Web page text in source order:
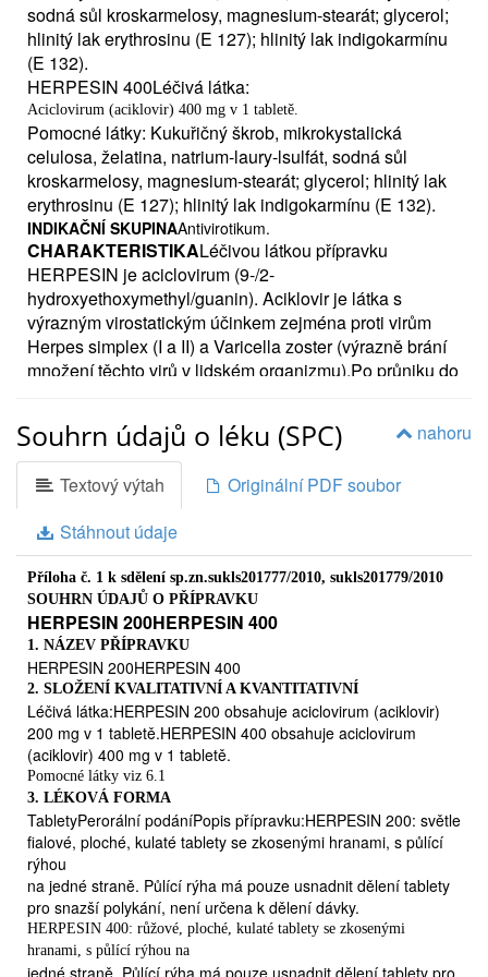
sodná sůl kroskarmelosy, magnesium-stearát; glycerol;
hlinitý lak erythrosinu (E 127); hlinitý lak indigokarmínu
(E 132).
HERPESIN 400Léčivá látka:
Aciclovirum (aciklovir) 400 mg v 1 tabletě.
Pomocné látky: Kukuřičný škrob, mikrokystalická
celulosa, želatina, natrium-laury-lsulfát, sodná sůl
kroskarmelosy, magnesium-stearát; glycerol; hlinitý lak
erythrosinu (E 127); hlinitý lak indigokarmínu (E 132).
INDIKAČNÍ SKUPINAAntivirotikum.
CHARAKTERISTIKALéčivou látkou přípravku
HERPESIN je aciclovirum (9-/2-
hydroxyethoxymethyl/guanin). Aciklovir je látka s
výrazným virostatickým účinkem zejména proti virům
Herpes simplex (I a II) a Varicella zoster (výrazně brání
množení těchto virů v lidském organizmu).Po průniku do
fosforylován až na aciklovirtrifosfát, který je vlastní
účinnou látkou.
INDIKACELéčba kožních a slizničních forem infekcí
vyvolaných virem Herpes simplex I a II, potlačování
nebo prevence opakovaných infekcí u pacientů s
normálním stavem imunity, prevence infekcí virem
Herpes simplex u pacientů se změnou imunitní
odpovědi, léčba infekcí virem Varicella zoster, léčba
pacientů s výrazným snížením imunitní reakce, zvláště s
pokročilým AIDS onemocněním nebo u pacientů po
transplantaci kostní dřeně.Přípravek je určen pro použití
u dospělých i u dětí.
KONTRAINDIKACEPřípravek HERPESIN 200, HERPESIN 400
nesmí užívat nemocní přecitlivělí na aciklovir.
HERPESIN 200HERPESIN 400
(Aciclovirum)
tablety
2 / 3
Pro užívání přípravku HERPESIN 200, HERPESIN 400
těhotnými a kojícími ženami musí být zvlášť závažné
důvody, o kterých rozhodne lékař.
NEŽÁDOUCÍ ÚČINKY Přípravek HERPESIN 200,
HERPESIN 400 je obvykle dobře snášen, ale mohou se
ojediněle vyskytnout tyto nežádoucí účinky:
nahoru
Souhrn údajů o léku (SPC)
Textový výtah
Originální PDF soubor
Stáhnout údaje
Příloha č. 1 k sdělení sp.zn.sukls201777/2010, sukls201779/2010
SOUHRN ÚDAJŮ O PŘÍPRAVKU
HERPESIN 200HERPESIN 400
1. NÁZEV PŘÍPRAVKU
HERPESIN 200HERPESIN 400
2. SLOŽENÍ KVALITATIVNÍ A KVANTITATIVNÍ
Léčivá látka:HERPESIN 200 obsahuje aciclovirum (aciklovir)
200 mg v 1 tabletě.HERPESIN 400 obsahuje aciclovirum
(aciklovir) 400 mg v 1 tabletě.
Pomocné látky viz 6.1
3. LÉKOVÁ FORMA
TabletyPerorální podáníPopis přípravku:HERPESIN 200: světle
fialové, ploché, kulaté tablety se zkosenými hranami, s půlící
rýhou
na jedné straně. Půlící rýha má pouze usnadnit dělení tablety
pro snazší polykání, není určena k dělení dávky.
HERPESIN 400: růžové, ploché, kulaté tablety se zkosenými
hranami, s půlící rýhou na
jedné straně. Půlící rýha má pouze usnadnit dělení tablety pro